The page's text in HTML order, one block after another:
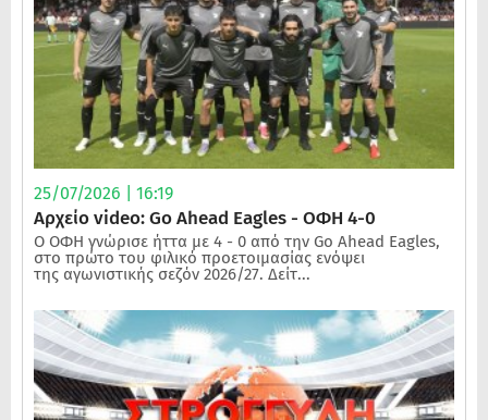
25/07/2026 | 16:19
Αρχείο video: Go Ahead Eagles - ΟΦΗ 4-0
Ο ΟΦΗ γνώρισε ήττα με 4 - 0 από την Go Ahead Eagles,
στο πρώτο του φιλικό προετοιμασίας ενόψει
της αγωνιστικής σεζόν 2026/27. Δείτ...